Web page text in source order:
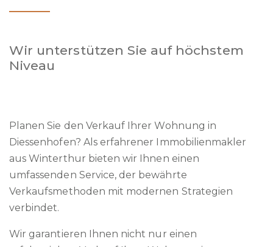
Wir unterstützen Sie auf höchstem
Niveau
Planen Sie den Verkauf Ihrer Wohnung in
Diessenhofen? Als erfahrener Immobilienmakler
aus Winterthur bieten wir Ihnen einen
umfassenden Service, der bewährte
Verkaufsmethoden mit modernen Strategien
verbindet.
Wir garantieren Ihnen nicht nur einen